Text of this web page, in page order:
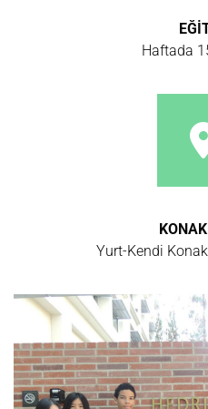
Haftada
Yurt-Kendi